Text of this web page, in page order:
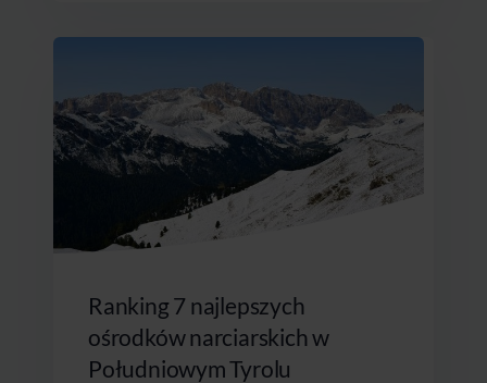
Ranking 7 najlepszych
ośrodków narciarskich w
Południowym Tyrolu